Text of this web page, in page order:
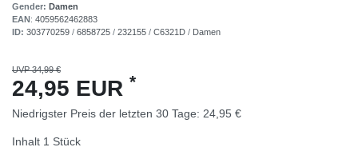
Gender: Damen
EAN: 4059562462883
ID: 303770259 / 6858725 / 232155 / C6321D / Damen
UVP 34,99 €
24,95 EUR *
Niedrigster Preis der letzten 30 Tage: 24,95 €
Inhalt 1 Stück